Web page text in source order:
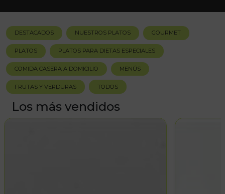
DESTACADOS NUESTROS PLATOS GOURMET
PLATOS PLATOS PARA DIETAS ESPECIALES
COMIDA CASERA A DOMICILIO MENÚS
FRUTAS Y VERDURAS TODOS
Los más vendidos